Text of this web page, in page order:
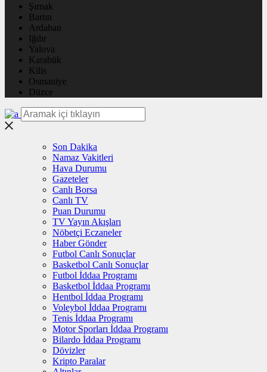
Şırnak
Bartın
Ardahan
Iğdır
Yalova
Karabük
Kilis
Osmaniye
Düzce
Son Dakika
Namaz Vakitleri
Hava Durumu
Gazeteler
Canlı Borsa
Canlı TV
Puan Durumu
TV Yayın Akışları
Nöbetçi Eczaneler
Haber Gönder
Futbol Canlı Sonuçlar
Basketbol Canlı Sonuçlar
Futbol İddaa Programı
Basketbol İddaa Programı
Hentbol İddaa Programı
Voleybol İddaa Programı
Tenis İddaa Programı
Motor Sporları İddaa Programı
Bilardo İddaa Programı
Dövizler
Kripto Paralar